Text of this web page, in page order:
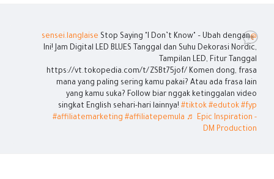
@sensei.langlaise
Stop Saying "I Don’t Know" – Ubah dengan
Ini! Jam Digital LED BLUES Tanggal dan Suhu Dekorasi Nordic,
Tampilan LED, Fitur Tanggal
https://vt.tokopedia.com/t/ZSBt75jof/ Komen dong, frasa
mana yang paling sering kamu pakai? Atau ada frasa lain
yang kamu suka? Follow biar nggak ketinggalan video
singkat English sehari-hari lainnya! #tiktok #edutok #fyp
#affiliatemarketing #affiliatepemula ♬ Epic Inspiration -
DM Production